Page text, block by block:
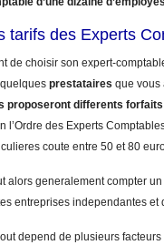
tarifs des Experts
de choisir son expert-
prestataires que vous
proposeront differents
l’Ordre des Experts
coute entre 50 et 80
alors generalement compter un
entreprises independantes et
depend de plusieurs